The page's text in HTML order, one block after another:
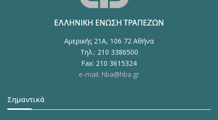
Αμερικής 21Α, 106 72 Αθήνα
Τηλ.: 210 3386500
Fax: 210 3615324
e-mail: hba@hba.gr
Σημαντικά